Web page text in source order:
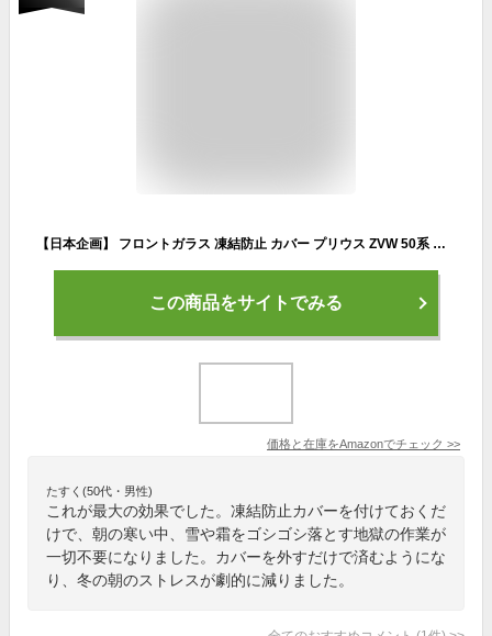
【日本企画】 フロントガラス 凍結防止 カバー プリウス ZVW 50系 日よけ シート フロント 日除け サンシェード UV 紫外線 断熱 遮光 雪 車 霜 夏 オールシーズン 冬 対応 『09kg-a018-sa』LotNo.01
この商品をサイトでみる
価格と在庫をAmazonでチェック >>
たすく(50代・男性)
これが最大の効果でした。凍結防止カバーを付けておくだ
けで、朝の寒い中、雪や霜をゴシゴシ落とす地獄の作業が
一切不要になりました。カバーを外すだけで済むようにな
り、冬の朝のストレスが劇的に減りました。